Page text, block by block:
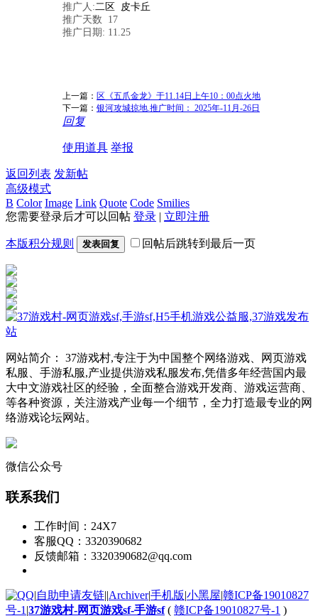
推广人: 二区 皮卡丘
推广天数 17
推广日期: 11.25
上一篇： 区《五爪金龙》于11.14日上午10：00点火地
下一篇： 银河攻城掠地.推广时间： 2025年-11月-26日
回复
使用道具 举报
返回列表 发新帖
高级模式
B Color Image Link Quote Code Smilies
您需要登录后才可以回帖 登录 | 立即注册
本版积分规则 发表回复 回帖后跳转到最后一页
网站简介： 37游戏村,专注于为中国整个网络游戏、网页游戏
私服、手游私服,产业提供游戏私服发布,凭借多年经营国内最
大中文游戏社区的经验，全面整合游戏开发商、游戏运营商、
等各种资源，关注游戏产业每一个细节，全力打造最专业的网
络游戏论坛网站。
微信公众号
联系我们
工作时间：24X7
客服QQ：3320390682
反馈邮箱：3320390682@qq.com
|自助申请友链||Archiver|手机版|小黑屋|赣ICP备19010827
号-1 |37游戏村-网页游戏sf-手游sf( 赣ICP备19010827号-1 )